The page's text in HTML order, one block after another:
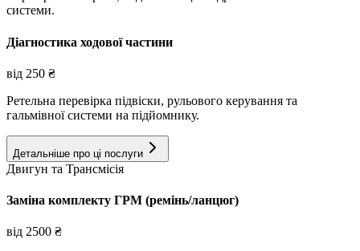
системи.
Діагностика ходової частини
від 250 ₴
Ретельна перевірка підвіски, рульового керування та
гальмівної системи на підйомнику.
Детальніше про ці послуги
Двигун та Трансмісія
Заміна комплекту ГРМ (ремінь/ланцюг)
від 2500 ₴